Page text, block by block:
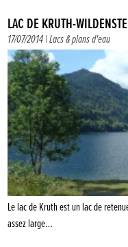
LAC DE KRUTH-
17/07/2014 |Lacs & plans d'eau
Le lac de Kruth est un lac de
assez large…